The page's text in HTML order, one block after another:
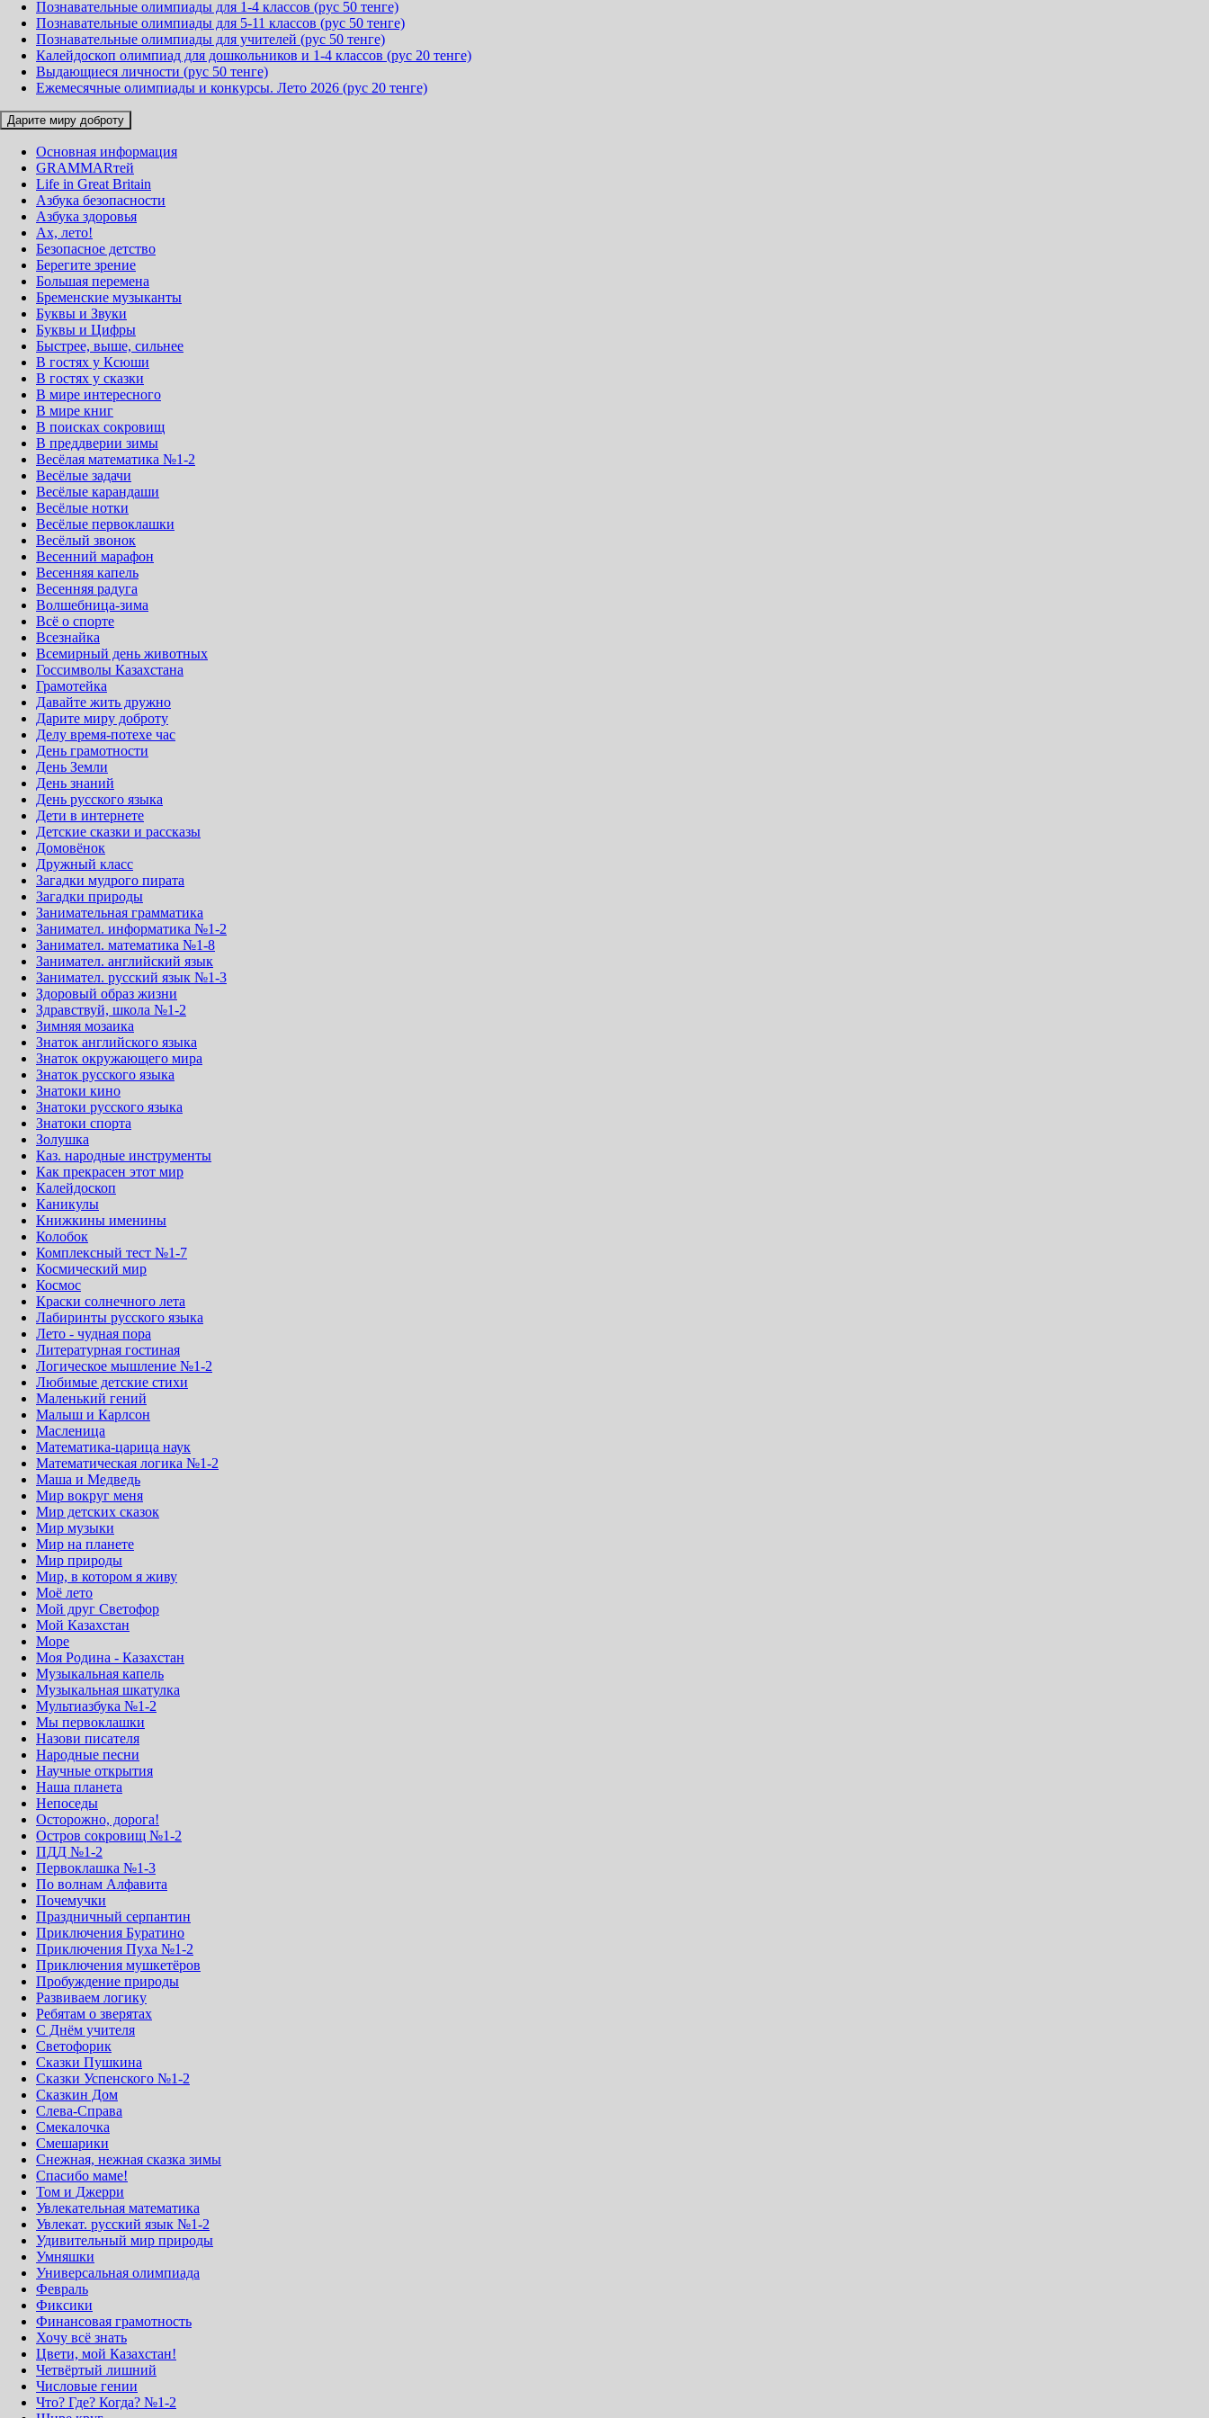
Познавательные олимпиады для 1-4 классов (рус 50 тенге)
Познавательные олимпиады для 5-11 классов (рус 50 тенге)
Познавательные олимпиады для учителей (рус 50 тенге)
Калейдоскоп олимпиад для дошкольников и 1-4 классов (рус 20 тенге)
Выдающиеся личности (рус 50 тенге)
Ежемесячные олимпиады и конкурсы. Лето 2026 (рус 20 тенге)
Дарите миру доброту
Основная информация
GRAMMARтей
Life in Great Britain
Азбука безопасности
Азбука здоровья
Ах, лето!
Безопасное детство
Берегите зрение
Большая перемена
Бременские музыканты
Буквы и Звуки
Буквы и Цифры
Быстрее, выше, сильнее
В гостях у Ксюши
В гостях у сказки
В мире интересного
В мире книг
В поисках сокровищ
В преддверии зимы
Весёлая математика №1-2
Весёлые задачи
Весёлые карандаши
Весёлые нотки
Весёлые первоклашки
Весёлый звонок
Весенний марафон
Весенняя капель
Весенняя радуга
Волшебница-зима
Всё о спорте
Всезнайка
Всемирный день животных
Госсимволы Казахстана
Грамотейка
Давайте жить дружно
Дарите миру доброту
Делу время-потехе час
День грамотности
День Земли
День знаний
День русского языка
Дети в интернете
Детские сказки и рассказы
Домовёнок
Дружный класс
Загадки мудрого пирата
Загадки природы
Занимательная грамматика
Занимател. информатика №1-2
Занимател. математика №1-8
Занимател. английский язык
Занимател. русский язык №1-3
Здоровый образ жизни
Здравствуй, школа №1-2
Зимняя мозаика
Знаток английского языка
Знаток окружающего мира
Знаток русского языка
Знатоки кино
Знатоки русского языка
Знатоки спорта
Золушка
Каз. народные инструменты
Как прекрасен этот мир
Калейдоскоп
Каникулы
Книжкины именины
Колобок
Комплексный тест №1-7
Космический мир
Космос
Краски солнечного лета
Лабиринты русского языка
Лето - чудная пора
Литературная гостиная
Логическое мышление №1-2
Любимые детские стихи
Маленький гений
Малыш и Карлсон
Масленица
Математика-царица наук
Математическая логика №1-2
Маша и Медведь
Мир вокруг меня
Мир детских сказок
Мир музыки
Мир на планете
Мир природы
Мир, в котором я живу
Моё лето
Мой друг Светофор
Мой Казахстан
Море
Моя Родина - Казахстан
Музыкальная капель
Музыкальная шкатулка
Мультиазбука №1-2
Мы первоклашки
Назови писателя
Народные песни
Научные открытия
Наша планета
Непоседы
Осторожно, дорога!
Остров сокровищ №1-2
ПДД №1-2
Первоклашка №1-3
По волнам Алфавита
Почемучки
Праздничный серпантин
Приключения Буратино
Приключения Пуха №1-2
Приключения мушкетёров
Пробуждение природы
Развиваем логику
Ребятам о зверятах
С Днём учителя
Светофорик
Сказки Пушкина
Сказки Успенского №1-2
Сказкин Дом
Слева-Справа
Смекалочка
Смешарики
Снежная, нежная сказка зимы
Спасибо маме!
Том и Джерри
Увлекательная математика
Увлекат. русский язык №1-2
Удивительный мир природы
Умняшки
Универсальная олимпиада
Февраль
Фиксики
Финансовая грамотность
Хочу всё знать
Цвети, мой Казахстан!
Четвёртый лишний
Числовые гении
Что? Где? Когда? №1-2